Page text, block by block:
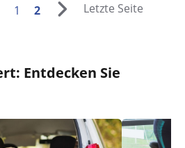
1 2 Letzte Seite
Entdecken Sie